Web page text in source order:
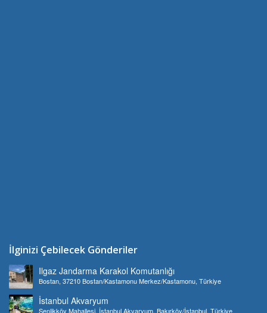
İlginizi Çebilecek Gönderiler
Ilgaz Jandarma Karakol Komutanlığı
Bostan, 37210 Bostan/Kastamonu Merkez/Kastamonu, Türkiye
İstanbul Akvaryum
Şenlikköy Mahallesi, İstanbul Akvaryum, Bakırköy/İstanbul, Türkiye